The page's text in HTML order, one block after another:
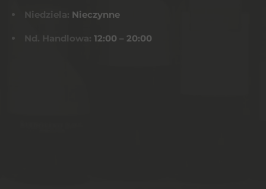
Niedziela: Nieczynne
Nd. Handlowa: 12:00 – 20:00